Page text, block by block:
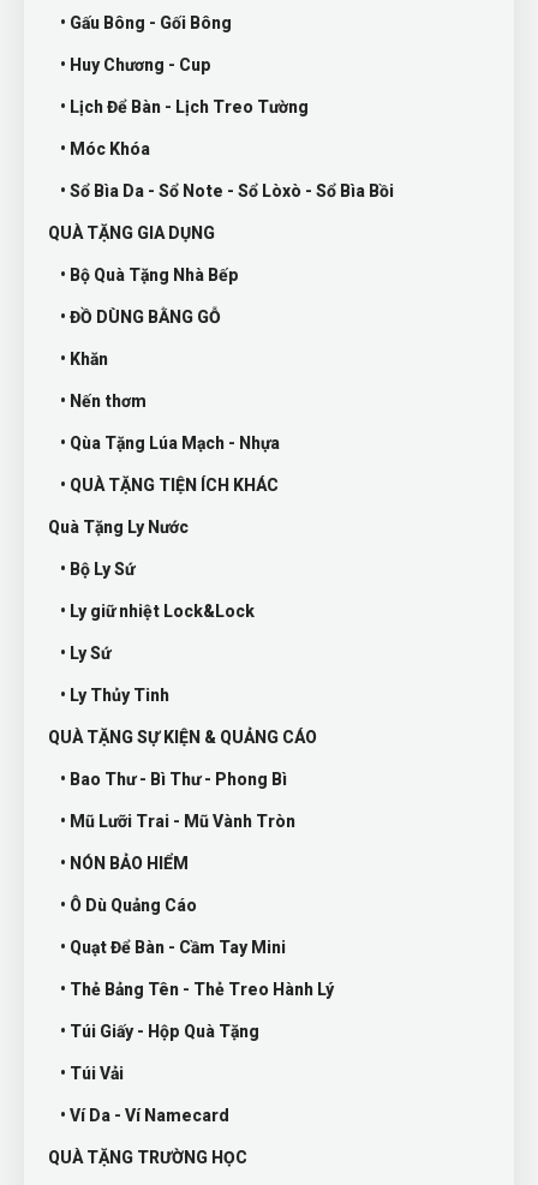
• Gấu Bông - Gối Bông
• Huy Chương - Cup
• Lịch Để Bàn - Lịch Treo Tường
• Móc Khóa
• Sổ Bìa Da - Sổ Note - Sổ Lòxò - Sổ Bìa Bồi
QUÀ TẶNG GIA DỤNG
• Bộ Quà Tặng Nhà Bếp
• ĐỒ DÙNG BẰNG GỖ
• Khăn
• Nến thơm
• Qùa Tặng Lúa Mạch - Nhựa
• QUÀ TẶNG TIỆN ÍCH KHÁC
Quà Tặng Ly Nước
• Bộ Ly Sứ
• Ly giữ nhiệt Lock&Lock
• Ly Sứ
• Ly Thủy Tinh
QUÀ TẶNG SỰ KIỆN & QUẢNG CÁO
• Bao Thư - Bì Thư - Phong Bì
• Mũ Lưỡi Trai - Mũ Vành Tròn
• NÓN BẢO HIỂM
• Ô Dù Quảng Cáo
• Quạt Để Bàn - Cầm Tay Mini
• Thẻ Bảng Tên - Thẻ Treo Hành Lý
• Túi Giấy - Hộp Quà Tặng
• Túi Vải
• Ví Da - Ví Namecard
QUÀ TẶNG TRƯỜNG HỌC